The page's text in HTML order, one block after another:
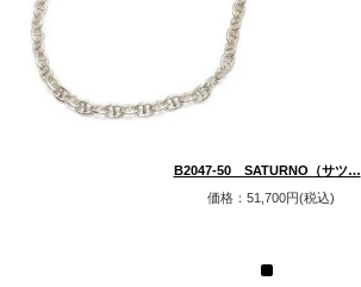
B2047-50 SATURNO（サツ…
価格：51,700円(税込)